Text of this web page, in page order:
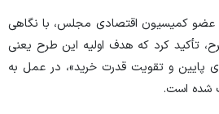
عضو کمیسیون اقتصادی مجلس، با نگاهی
تأکید کرد که هدف اولیه این طرح یعنی
و تقویت قدرت خرید»، در عمل به
شده است.